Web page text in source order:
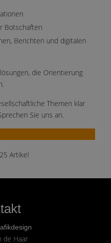
Botschaften
Berichten und digitalen
die Orientierung
Themen klar
Sie uns an.
de Haar